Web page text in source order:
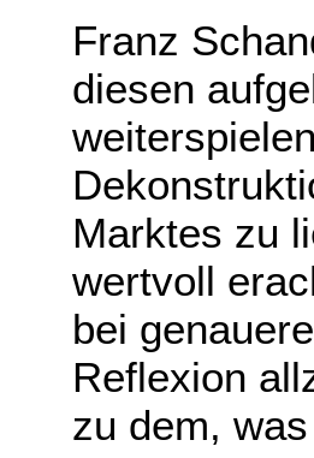
Franz
diesen
Marktes zu
wertvoll
bei
Reflexion
zu dem,